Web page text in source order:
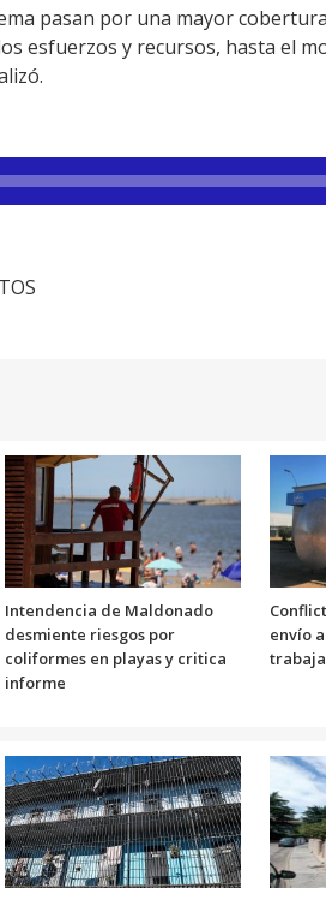
pasan por una mayor
esfuerzos y recursos, hasta el
Intendencia de Maldonado
desmiente riesgos por
coliformes en playas y critica
informe
envío